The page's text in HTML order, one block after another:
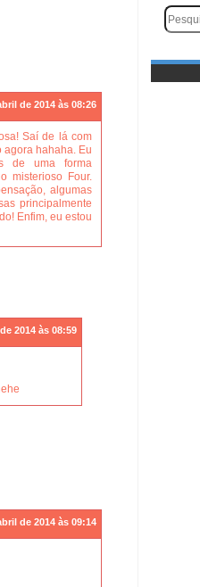
de 2014 às 08:26
Saí de lá com
agora hahaha. Eu
de uma forma
misterioso Four.
algumas
principalmente
Enfim, eu estou
2014 às 08:59
de 2014 às 09:14